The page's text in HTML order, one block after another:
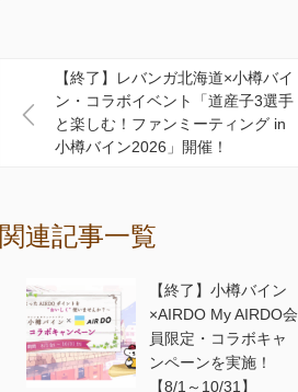
【終了】レバンガ北海道×小樽バイ
ン・コラボイベント「道産子3選手
と楽しむ！ファンミーティング in
小樽バイン2026」開催！
関連記事一覧
【終了】小樽バイン
×AIRDO My AIRDO会
員限定・コラボキャ
ンペーンを実施！
【8/1～10/31】